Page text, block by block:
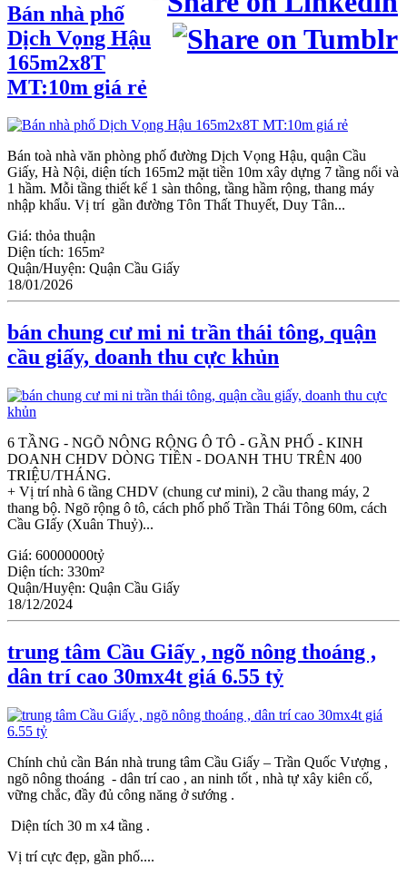
Bán nhà phố
Dịch Vọng Hậu
165m2x8T
MT:10m giá rẻ
Bán toà nhà văn phòng phố đường Dịch Vọng Hậu, quận Cầu
Giấy, Hà Nội, diện tích 165m2 mặt tiền 10m xây dựng 7 tầng nổi và
1 hầm. Mỗi tầng thiết kế 1 sàn thông, tầng hầm rộng, thang máy
nhập khẩu. Vị trí gần đường Tôn Thất Thuyết, Duy Tân...
Giá: thỏa thuận
Diện tích: 165m²
Quận/Huyện: Quận Cầu Giấy
18/01/2026
bán chung cư mi ni trần thái tông, quận
cầu giấy, doanh thu cực khủn
6 TẦNG - NGÕ NÔNG RỘNG Ô TÔ - GẦN PHỐ - KINH
DOANH CHDV DÒNG TIỀN - DOANH THU TRÊN 400
TRIỆU/THÁNG.
+ Vị trí nhà 6 tầng CHDV (chung cư mini), 2 cầu thang máy, 2
thang bộ. Ngõ rộng ô tô, cách phố phố Trần Thái Tông 60m, cách
Cầu GIấy (Xuân Thuỷ)...
Giá: 60000000tỷ
Diện tích: 330m²
Quận/Huyện: Quận Cầu Giấy
18/12/2024
trung tâm Cầu Giấy , ngõ nông thoáng ,
dân trí cao 30mx4t giá 6.55 tỷ
Chính chủ cần Bán nhà trung tâm Cầu Giấy – Trần Quốc Vượng ,
ngõ nông thoáng - dân trí cao , an ninh tốt , nhà tự xây kiên cố,
vững chắc, đầy đủ công năng ở sướng .
Diện tích 30 m x4 tầng .
Vị trí cực đẹp, gần phố....